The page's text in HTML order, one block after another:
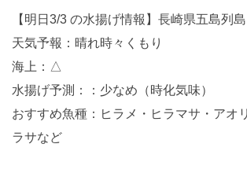
【明日3/3 の水揚げ情報】長崎県五島列
天気予報：晴れ時々くもり
海上：△
水揚げ予測：：少なめ（時化気味）
おすすめ魚種：ヒラメ・ヒラマサ・アオ
ラサなど